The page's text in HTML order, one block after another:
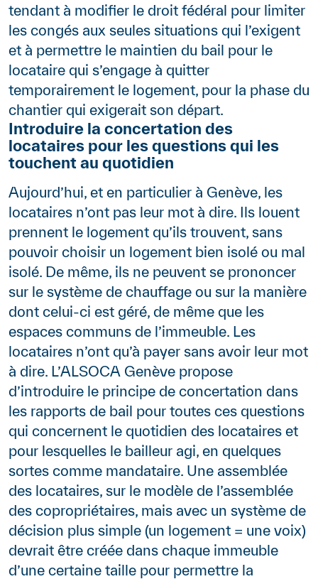
tendant à modifier le droit fédéral pour limiter
les congés aux seules situations qui l’exigent
et à permettre le maintien du bail pour le
locataire qui s’engage à quitter
temporairement le logement, pour la phase du
chantier qui exigerait son départ.
Introduire la concertation des
locataires pour les questions qui les
touchent au quotidien
Aujourd’hui, et en particulier à Genève, les
locataires n’ont pas leur mot à dire. Ils louent
prennent le logement qu’ils trouvent, sans
pouvoir choisir un logement bien isolé ou mal
isolé. De même, ils ne peuvent se prononcer
sur le système de chauffage ou sur la manière
dont celui-ci est géré, de même que les
espaces communs de l’immeuble. Les
locataires n’ont qu’à payer sans avoir leur mot
à dire. L’ALSOCA Genève propose
d’introduire le principe de concertation dans
les rapports de bail pour toutes ces questions
qui concernent le quotidien des locataires et
pour lesquelles le bailleur agi, en quelques
sortes comme mandataire. Une assemblée
des locataires, sur le modèle de l’assemblée
des copropriétaires, mais avec un système de
décision plus simple (un logement = une voix)
devrait être créée dans chaque immeuble
d’une certaine taille pour permettre la